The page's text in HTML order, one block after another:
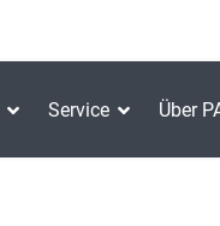
Service Über